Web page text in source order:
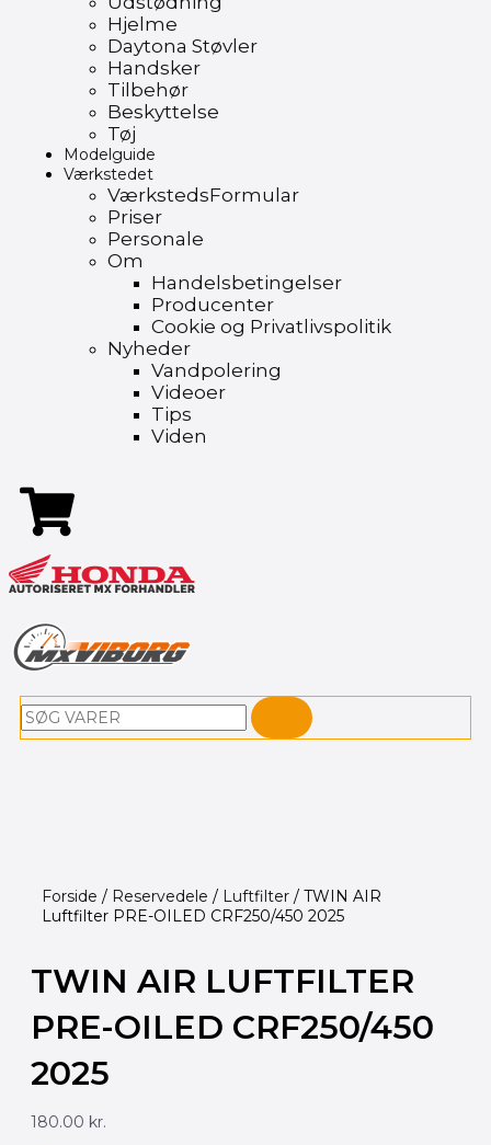
Hjelme
Daytona Støvler
Handsker
Tilbehør
Beskyttelse
Tøj
Modelguide
Værkstedet
VærkstedsFormular
Priser
Personale
Om
Handelsbetingelser
Producenter
Cookie og Privatlivspolitik
Nyheder
Vandpolering
Videoer
Tips
Viden
Søg
Forside / Reservedele / Luftfilter / TWIN AIR
Luftfilter PRE-OILED CRF250/450 2025
TWIN AIR LUFTFILTER
PRE-OILED CRF250/450
2025
180.00 kr.